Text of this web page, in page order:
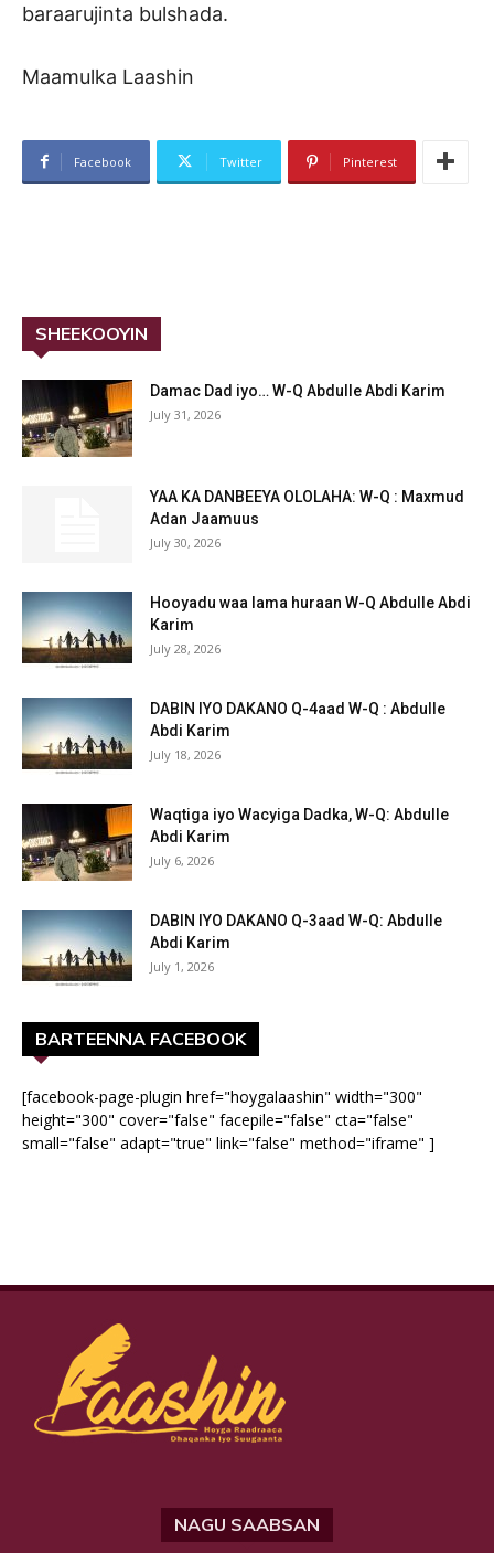
baraarujinta bulshada.
Maamulka Laashin
Facebook Twitter Pinterest
SHEEKOOYIN
Damac Dad iyo… W-Q Abdulle Abdi Karim
July 31, 2026
YAA KA DANBEEYA OLOLAHA: W-Q : Maxmud
Adan Jaamuus
July 30, 2026
Hooyadu waa lama huraan W-Q Abdulle Abdi
Karim
July 28, 2026
DABIN IYO DAKANO Q-4aad W-Q : Abdulle
Abdi Karim
July 18, 2026
Waqtiga iyo Wacyiga Dadka, W-Q: Abdulle
Abdi Karim
July 6, 2026
DABIN IYO DAKANO Q-3aad W-Q: Abdulle
Abdi Karim
July 1, 2026
BARTEENNA FACEBOOK
[facebook-page-plugin href="hoygalaashin" width="300"
height="300" cover="false" facepile="false" cta="false"
small="false" adapt="true" link="false" method="iframe" ]
NAGU SAABSAN